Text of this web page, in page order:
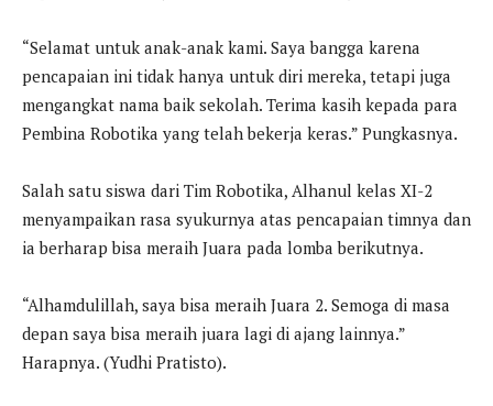
“Selamat untuk anak-anak kami. Saya bangga karena
pencapaian ini tidak hanya untuk diri mereka, tetapi juga
mengangkat nama baik sekolah. Terima kasih kepada para
Pembina Robotika yang telah bekerja keras.” Pungkasnya.
Salah satu siswa dari Tim Robotika, Alhanul kelas XI-2
menyampaikan rasa syukurnya atas pencapaian timnya dan
ia berharap bisa meraih Juara pada lomba berikutnya.
“Alhamdulillah, saya bisa meraih Juara 2. Semoga di masa
depan saya bisa meraih juara lagi di ajang lainnya.”
Harapnya. (Yudhi Pratisto).